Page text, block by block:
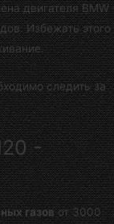
двигателя BMW
Избежать этого
следить за
-
газовот 3000